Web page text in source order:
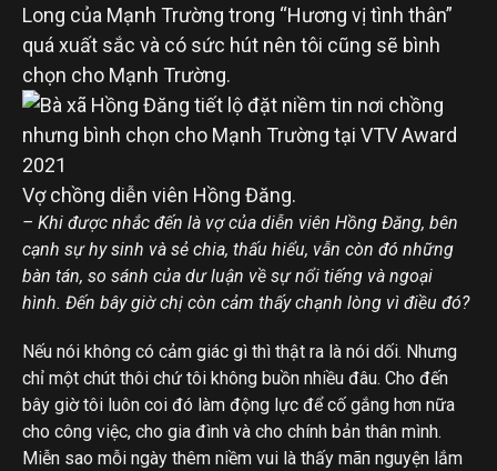
Long của Mạnh Trường trong “Hương vị tình thân”
quá xuất sắc và có sức hút nên tôi cũng sẽ bình
chọn cho Mạnh Trường.
Vợ chồng diễn viên Hồng Đăng.
– Khi được nhắc đến là vợ của diễn viên Hồng Đăng, bên
cạnh sự hy sinh và sẻ chia, thấu hiểu, vẫn còn đó những
bàn tán, so sánh của dư luận về sự nổi tiếng và ngoại
hình. Đến bây giờ chị còn cảm thấy chạnh lòng vì điều đó?
Nếu nói không có cảm giác gì thì thật ra là nói dối. Nhưng
chỉ một chút thôi chứ tôi không buồn nhiều đâu. Cho đến
bây giờ tôi luôn coi đó làm động lực để cố gắng hơn nữa
cho công việc, cho gia đình và cho chính bản thân mình.
Miễn sao mỗi ngày thêm niềm vui là thấy mãn nguyện lắm